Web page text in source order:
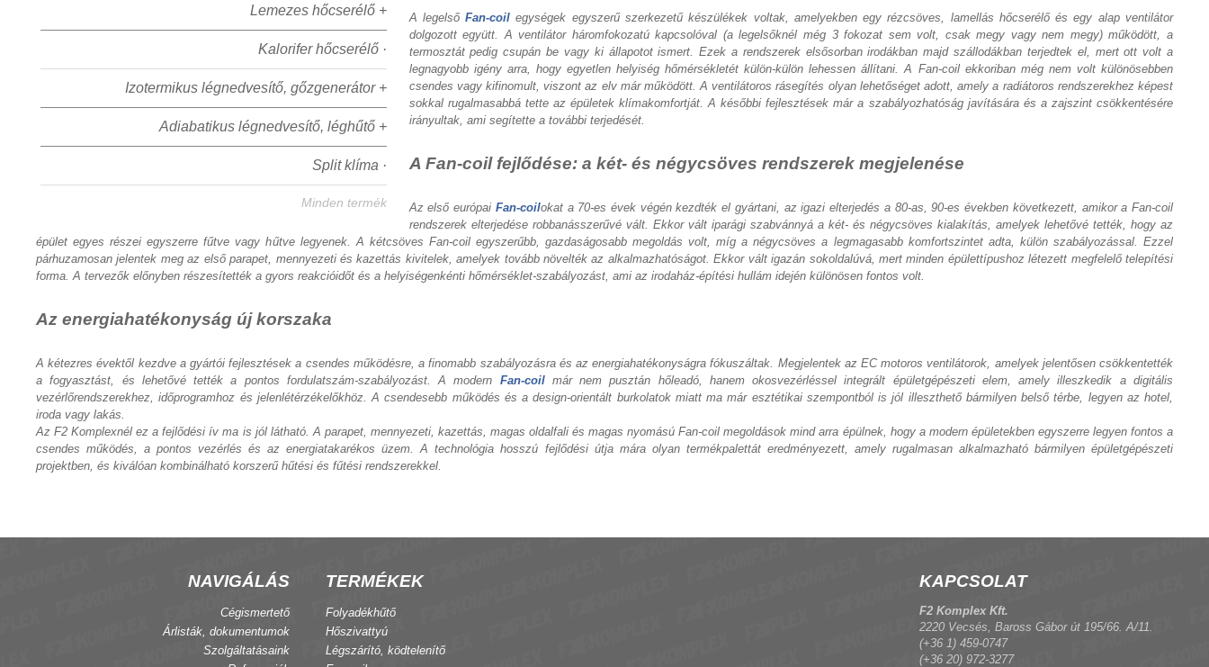
Lemezes hőcserélő +
Kalorifer hőcserélő ·
Izotermikus légnedvesítő, gőzgenerátor +
Adiabatikus légnedvesítő, léghűtő +
Split klíma ·
Minden termék
A legelsőFan-coil egységek egyszerű szerkezetű készülékek voltak, amelyekben egy rézcsöves, lamellás hőcserélő és egy alap ventilátor
dolgozott együtt. A ventilátor háromfokozatú kapcsolóval (a legelsőknél még 3 fokozat sem volt, csak megy vagy nem megy) működött, a
termosztát pedig csupán be vagy ki állapotot ismert. Ezek a rendszerek elsősorban irodákban majd szállodákban terjedtek el, mert ott volt a
legnagyobb igény arra, hogy egyetlen helyiség hőmérsékletét külön-külön lehessen állítani. A Fan-coil ekkoriban még nem volt különösebben
csendes vagy kifinomult, viszont az elv már működött. A ventilátoros rásegítés olyan lehetőséget adott, amely a radiátoros rendszerekhez képest
sokkal rugalmasabbá tette az épületek klímakomfortját. A későbbi fejlesztések már a szabályozhatóság javítására és a zajszint csökkentésére
irányultak, ami segítette a további terjedését.
A Fan-coil fejlődése: a két- és négycsöves rendszerek megjelenése
Az első európai Fan-coilokat a 70-es évek végén kezdték el gyártani, az igazi elterjedés a 80-as, 90-es években következett, amikor a Fan-coil
rendszerek elterjedése robbanásszerűvé vált. Ekkor vált iparági szabvánnyá a két- és négycsöves kialakítás, amelyek lehetővé tették, hogy az
épület egyes részei egyszerre fűtve vagy hűtve legyenek. A kétcsöves Fan-coil egyszerűbb, gazdaságosabb megoldás volt, míg a négycsöves a legmagasabb komfortszintet adta, külön szabályozással. Ezzel
párhuzamosan jelentek meg az első parapet, mennyezeti és kazettás kivitelek, amelyek tovább növelték az alkalmazhatóságot. Ekkor vált igazán sokoldalúvá, mert minden épülettípushoz létezett megfelelő telepítési
forma. A tervezők előnyben részesítették a gyors reakcióidőt és a helyiségenkénti hőmérséklet-szabályozást, ami az irodaház-építési hullám idején különösen fontos volt.
Az energiahatékonyság új korszaka
A kétezres évektől kezdve a gyártói fejlesztések a csendes működésre, a finomabb szabályozásra és az energiahatékonyságra fókuszáltak. Megjelentek az EC motoros ventilátorok, amelyek jelentősen csökkentették
a fogyasztást, és lehetővé tették a pontos fordulatszám-szabályozást. A modern Fan-coilmár nem pusztán hőleadó, hanem okosvezérléssel integrált épületgépészeti elem, amely illeszkedik a digitális
vezérlőrendszerekhez, időprogramhoz és jelenlétérzékelőkhöz. A csendesebb működés és a design-orientált burkolatok miatt ma már esztétikai szempontból is jól illeszthető bármilyen belső térbe, legyen az hotel,
iroda vagy lakás.
Az F2 Komplexnél ez a fejlődési ív ma is jól látható. A parapet, mennyezeti, kazettás, magas oldalfali és magas nyomású Fan-coil megoldások mind arra épülnek, hogy a modern épületekben egyszerre legyen fontos a
csendes működés, a pontos vezérlés és az energiatakarékos üzem. A technológia hosszú fejlődési útja mára olyan termékpalettát eredményezett, amely rugalmasan alkalmazható bármilyen épületgépészeti
projektben, és kiválóan kombinálható korszerű hűtési és fűtési rendszerekkel.
NAVIGÁLÁS
Cégismertető
Árlisták, dokumentumok
Szolgáltatásaink
TERMÉKEK
Folyadékhűtő
Hőszivattyú
Légszárító, ködtelenítő
KAPCSOLAT
F2 Komplex Kft.
2220 Vecsés, Baross Gábor út 195/66. A/11.
(+36 1) 459-0747
(+36 20) 972-3277